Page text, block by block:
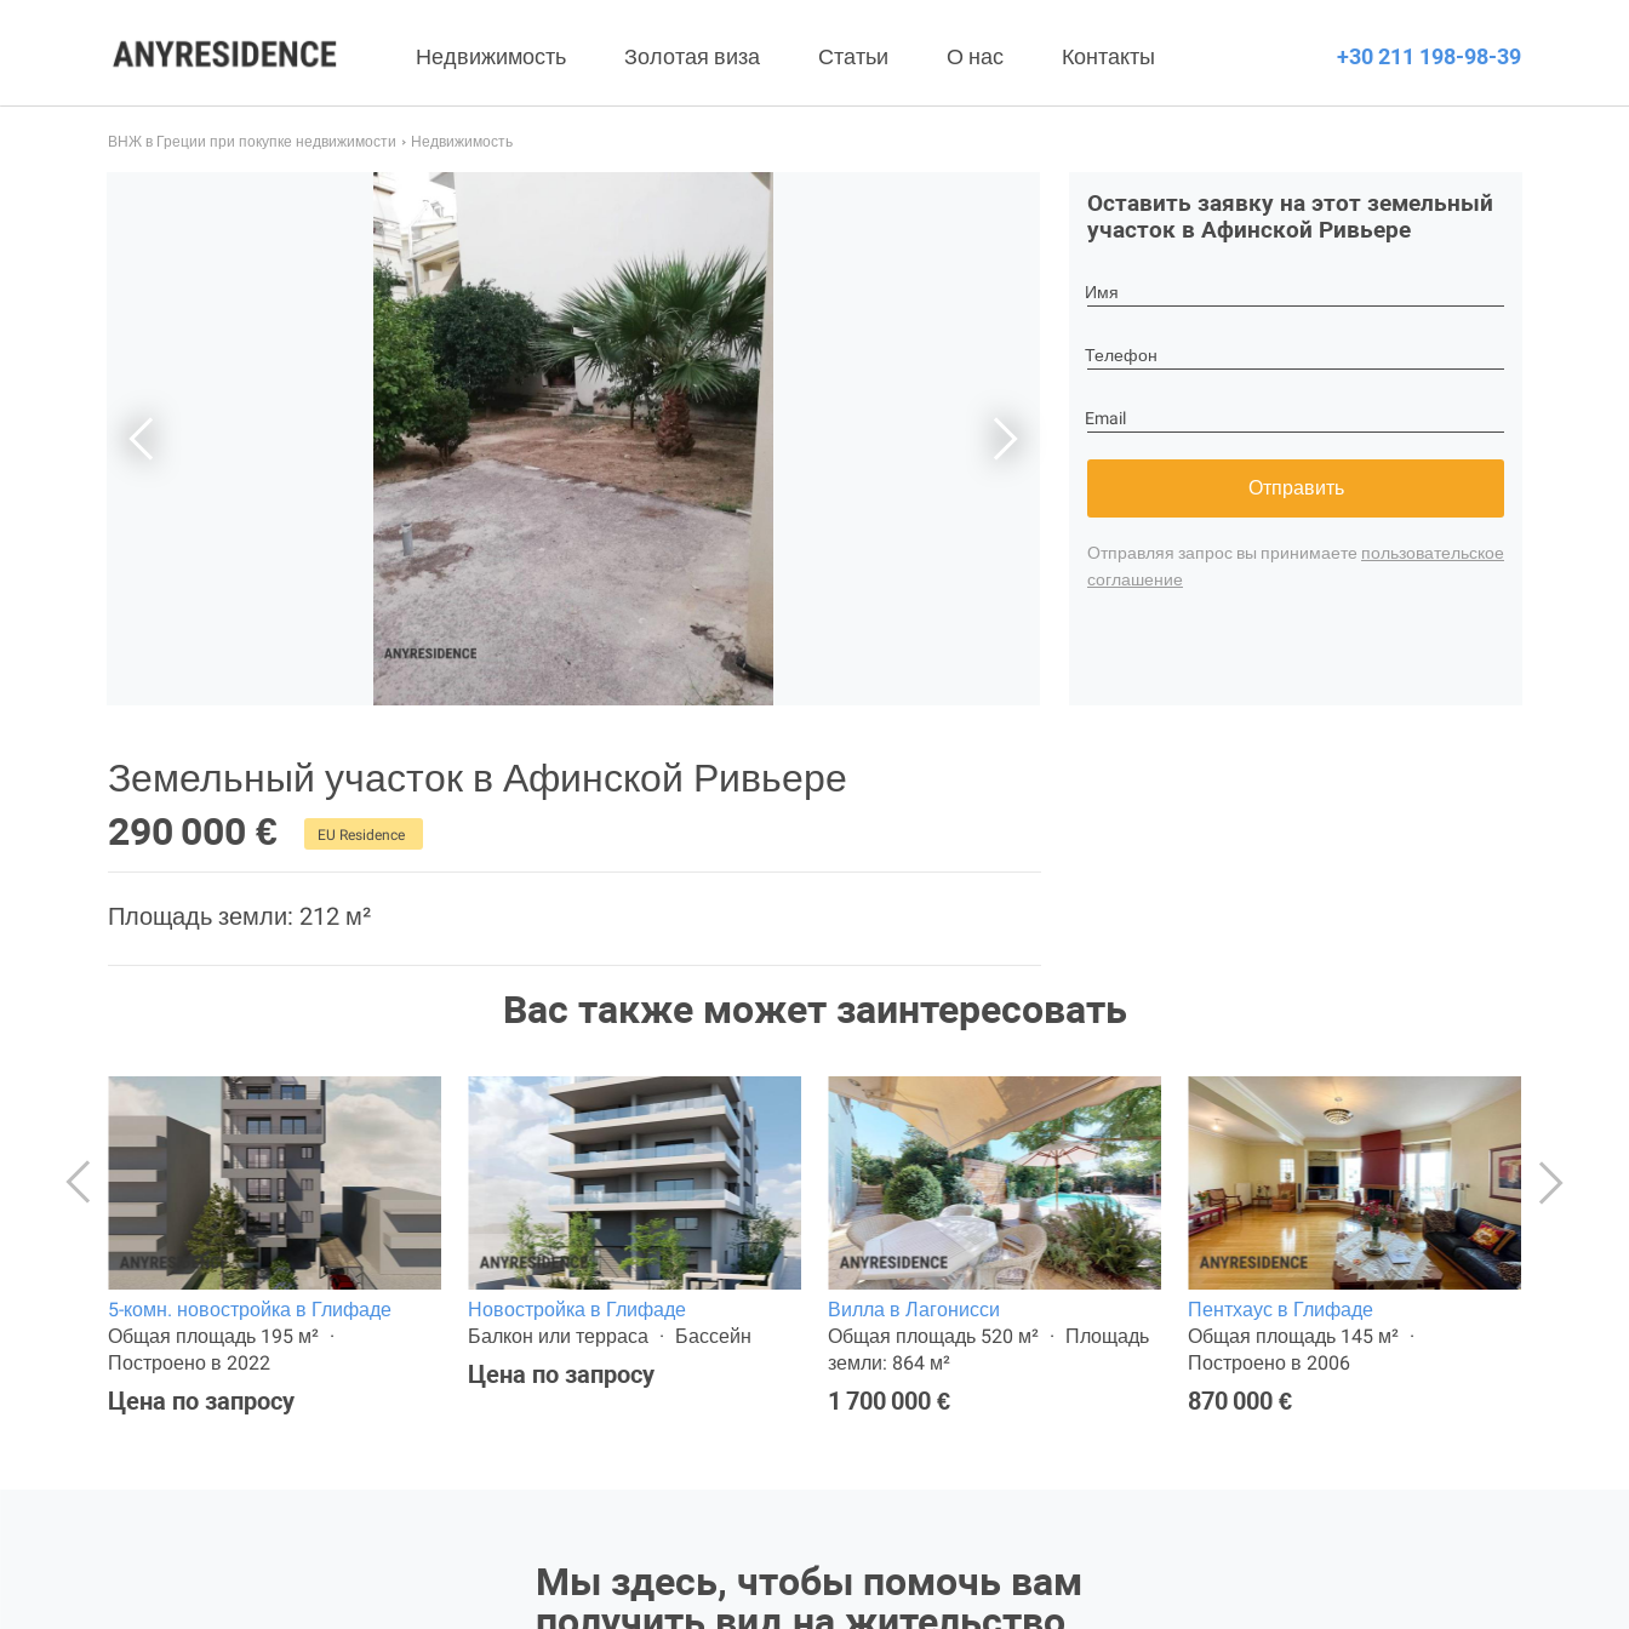
Недвижимость Золотая виза Статьи О нас Контакты +30 211 198-98-39
ВНЖ в Греции при покупке недвижимости Недвижимость
Оставить заявку на этот земельный
участок в Афинской Ривьере
Имя
Телефон
Email
Отправить
Отправляя запрос вы принимаете пользовательское
соглашение
Земельный участок в Афинской Ривьере
290 000 €
EU Residence
Площадь земли: 212 м²
Вас также может заинтересовать
5-комн. новостройка в Глифаде
Общая площадь 195 м²
Построено в 2022
Цена по запросу
Новостройка в Глифаде
Балкон или терраса
Бассейн
Цена по запросу
Вилла в Лагонисси
Общая площадь 520 м²
Площадь
земли: 864 м²
1 700 000 €
Пентхаус в Глифаде
Общая площадь 145 м²
Построено в 2006
870 000 €
Мы здесь, чтобы помочь вам